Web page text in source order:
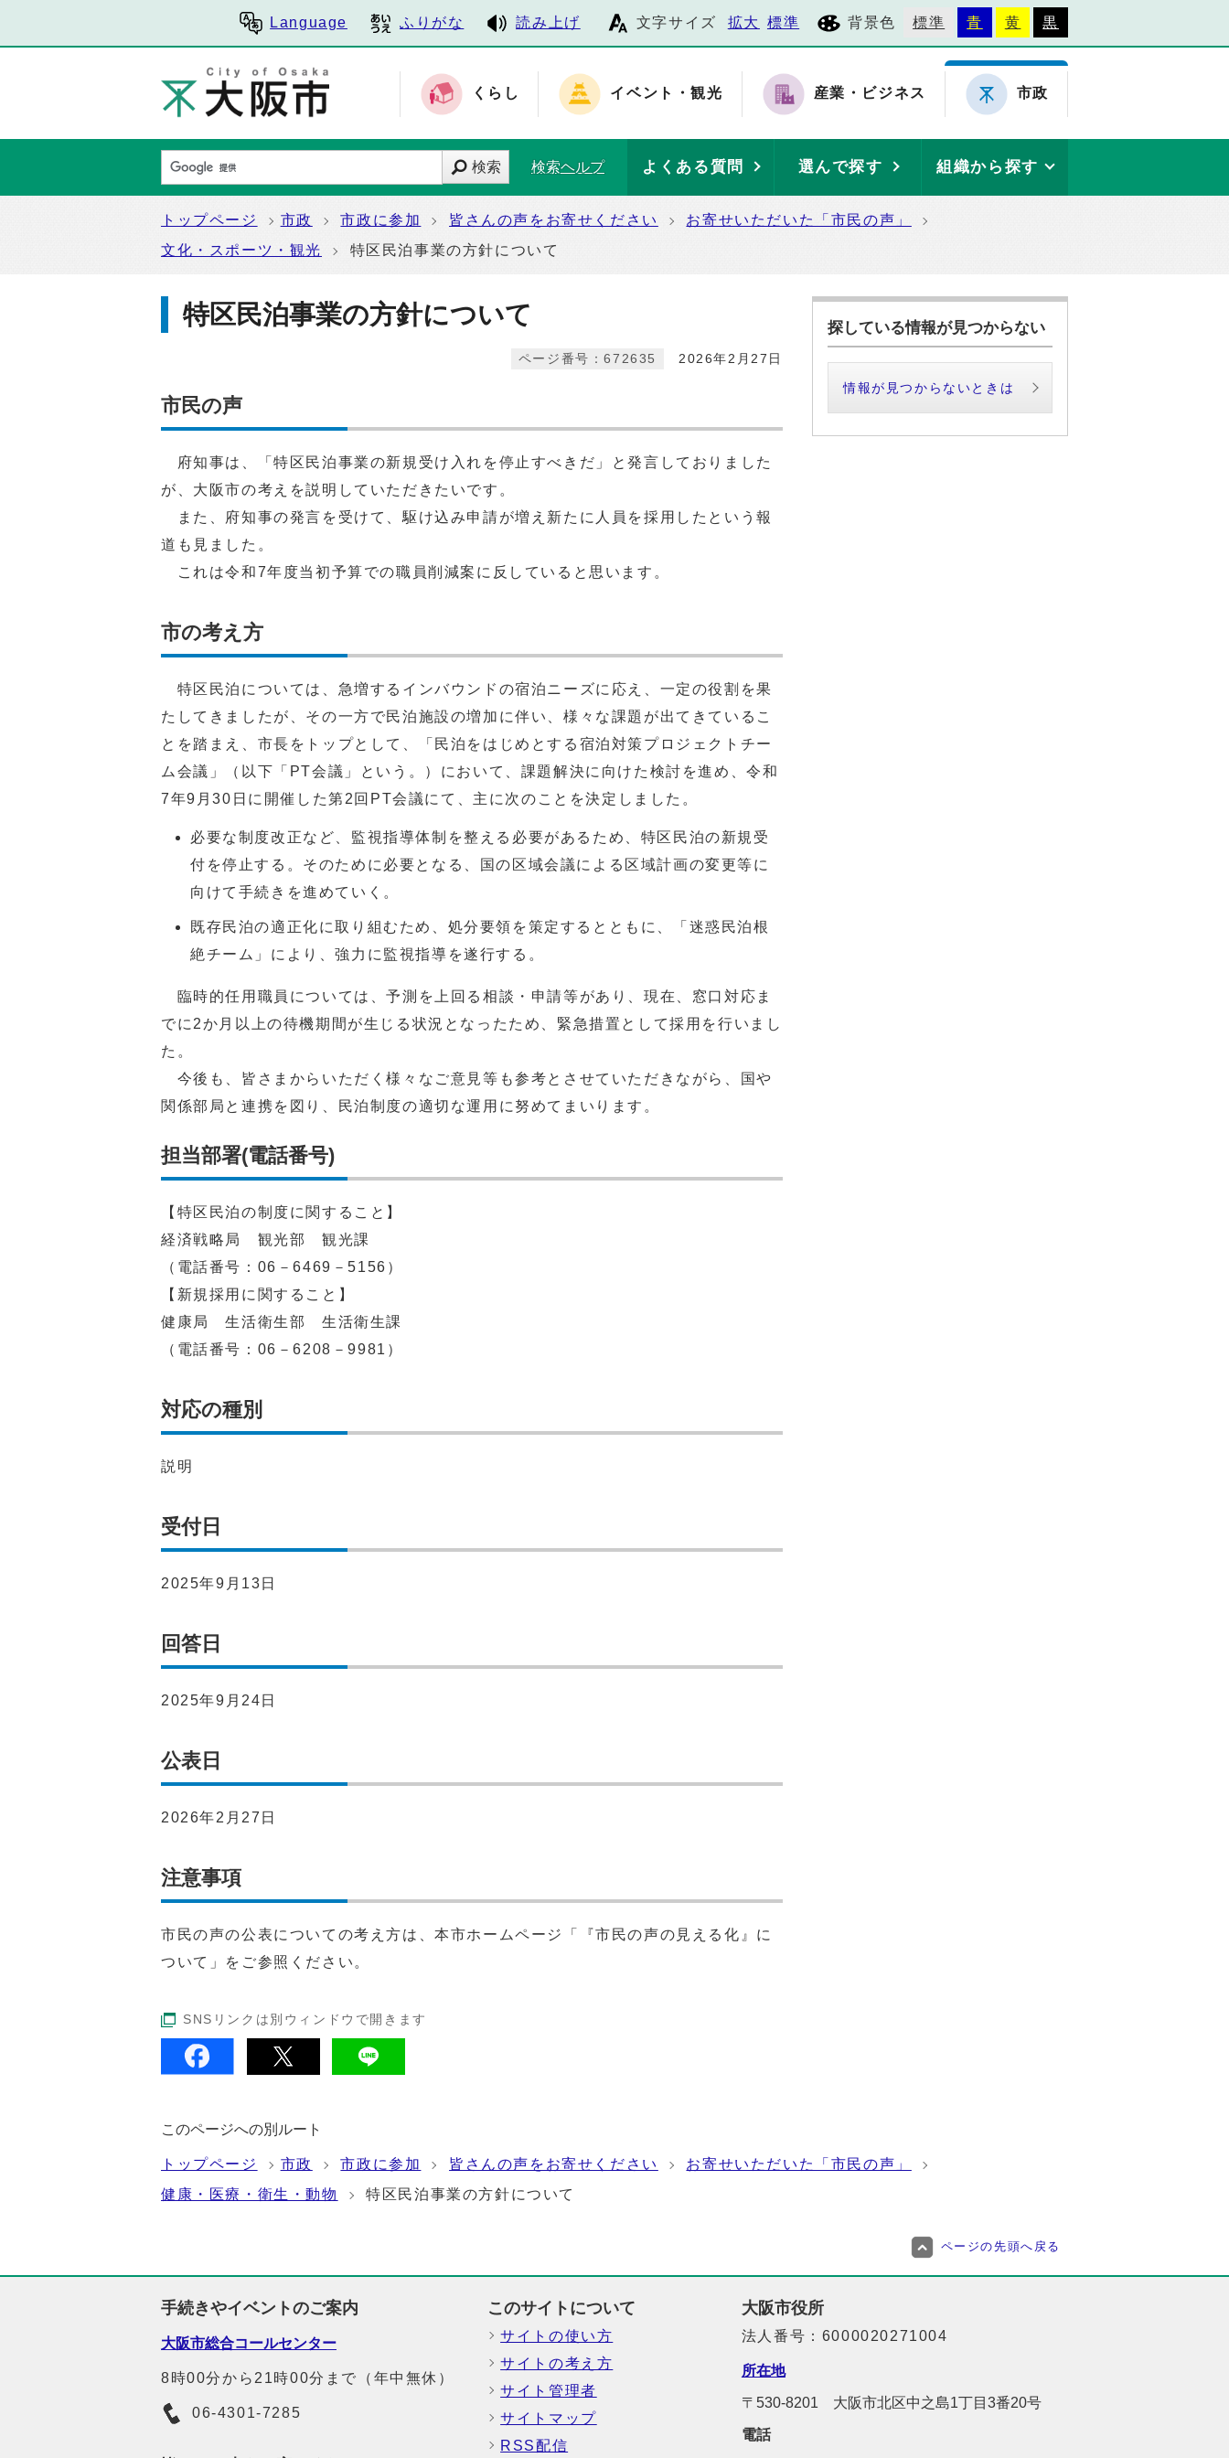
Language ふりがな 読み上げ 文字サイズ 拡大 標準 背景色 標準 青 黄 黒
くらし イベント・観光 産業・ビジネス 市政
検索 検索ヘルプ よくある質問 選んで探す 組織から探す
トップページ 市政 市政に参加 皆さんの声をお寄せください
お寄せいただいた「市民の声」
文化・スポーツ・観光
特区民泊事業の方針について
特区民泊事業の方針について
2026年2月27日
ページ番号：672635
市民の声
府知事は、「特区民泊事業の新規受け入れを停止すべきだ」と発言しておりました
が、大阪市の考えを説明していただきたいです。
また、府知事の発言を受けて、駆け込み申請が増え新たに人員を採用したという報
道も見ました。
これは令和7年度当初予算での職員削減案に反していると思います。
市の考え方
特区民泊については、急増するインバウンドの宿泊ニーズに応え、一定の役割を果
たしてきましたが、その一方で民泊施設の増加に伴い、様々な課題が出てきているこ
とを踏まえ、市長をトップとして、「民泊をはじめとする宿泊対策プロジェクトチー
ム会議」（以下「PT会議」という。）において、課題解決に向けた検討を進め、令和
7年9月30日に開催した第2回PT会議にて、主に次のことを決定しました。
必要な制度改正など、監視指導体制を整える必要があるため、特区民泊の新規受
付を停止する。そのために必要となる、国の区域会議による区域計画の変更等に
向けて手続きを進めていく。
既存民泊の適正化に取り組むため、処分要領を策定するとともに、「迷惑民泊根
絶チーム」により、強力に監視指導を遂行する。
臨時的任用職員については、予測を上回る相談・申請等があり、現在、窓口対応ま
でに2か月以上の待機期間が生じる状況となったため、緊急措置として採用を行いまし
た。
今後も、皆さまからいただく様々なご意見等も参考とさせていただきながら、国や
関係部局と連携を図り、民泊制度の適切な運用に努めてまいります。
担当部署(電話番号)
【特区民泊の制度に関すること】
経済戦略局 観光部 観光課
（電話番号：06－6469－5156）
【新規採用に関すること】
健康局 生活衛生部 生活衛生課
（電話番号：06－6208－9981）
対応の種別
説明
受付日
2025年9月13日
回答日
2025年9月24日
公表日
2026年2月27日
注意事項
市民の声の公表についての考え方は、本市ホームページ「『市民の声の見える化』に
ついて」をご参照ください。
SNSリンクは別ウィンドウで開きます
探している情報が見つからない
情報が見つからないときは
このページへの別ルート
トップページ 市政 市政に参加 皆さんの声をお寄せください
お寄せいただいた「市民の声」
健康・医療・衛生・動物
特区民泊事業の方針について
ページの先頭へ戻る
手続きやイベントのご案内
大阪市総合コールセンター
8時00分から21時00分まで（年中無休）
06-4301-7285
このサイトについて
サイトの使い方
サイトの考え方
サイト管理者
サイトマップ
RSS配信
大阪市役所
法人番号：6000020271004
所在地
〒530-8201 大阪市北区中之島1丁目3番20号
電話